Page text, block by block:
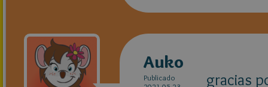
Auko
Publicado
gracias